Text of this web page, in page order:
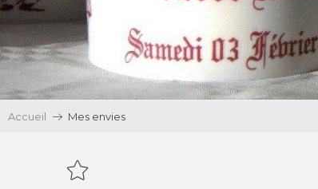
Accueil Mes envies